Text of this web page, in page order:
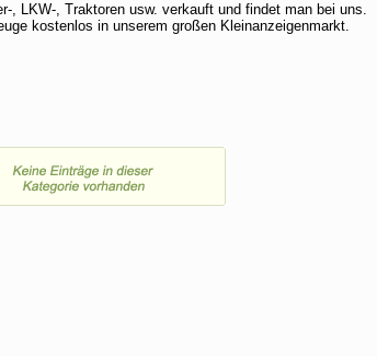
, LKW-, Traktoren usw. verkauft und findet man bei uns.
kostenlos in unserem großen Kleinanzeigenmarkt.